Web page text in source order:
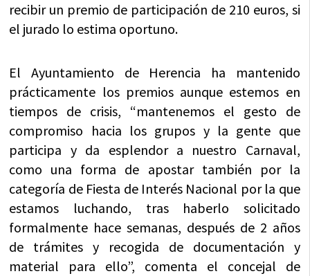
recibir un premio de participación de 210 euros, si
el jurado lo estima oportuno.
El Ayuntamiento de Herencia ha mantenido
prácticamente los premios aunque estemos en
tiempos de crisis, “mantenemos el gesto de
compromiso hacia los grupos y la gente que
participa y da esplendor a nuestro Carnaval,
como una forma de apostar también por la
categoría de Fiesta de Interés Nacional por la que
estamos luchando, tras haberlo solicitado
formalmente hace semanas, después de 2 años
de trámites y recogida de documentación y
material para ello”, comenta el concejal de